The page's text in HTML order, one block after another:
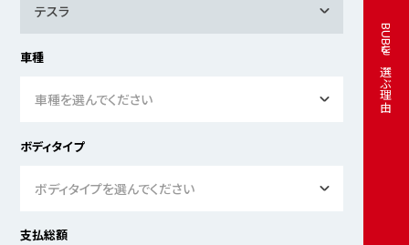
BUBUを選ぶ理由
テスラ
車種
車種を選んでください
ボディタイプ
ボディタイプを選んでください
支払総額